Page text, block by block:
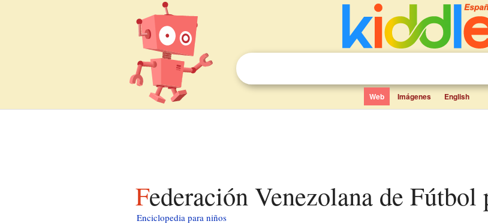
Web Imágenes English
Federación Venezolana de Fútbol
Enciclopedia para niños